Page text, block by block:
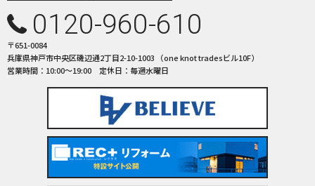
0120-960-610
〒651-0084
兵庫県神戸市中央区磯辺通2丁目2-10-1003 （one knot tradesビル10F）
営業時間：10:00〜19:00 定休日：毎週水曜日